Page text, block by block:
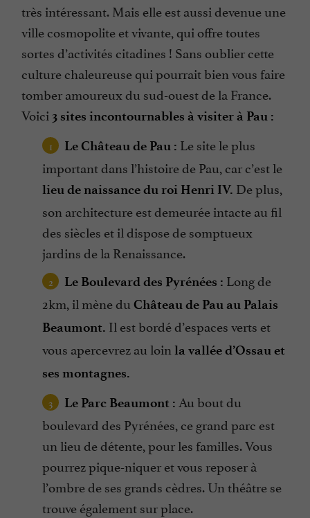
très intéressant. Mais elle est aussi devenue une
ville cosmopolite et vivante, qui offre toutes
sortes d’activités citadines ! Sans oublier cette
culture chaleureuse qui pourrait bien vous faire
tomber amoureux du sud-ouest de la France.
Voici 3 sites incontournables à visiter à Pau :
Le Château de Pau : Le site le plus
important dans l’histoire de Pau, car c’est le
lieu de naissance du roi Henri IV. De plus,
son architecture est demeurée intacte au fil
des siècles et il dispose de somptueux
jardins de la Renaissance.
Le Boulevard des Pyrénées : Long de
2km, il mène du Château de Pau au Palais
Beaumont. Il est bordé d’espaces verts et
vous apercevrez au loin la vallée d’Ossau et
ses montagnes.
Le Parc Beaumont : Au bout du
boulevard des Pyrénées, ce grand parc est
un lieu de détente, pour les familles. Vous
pourrez pique-niquer et vous reposer à
l’ombre de ses grands cèdres. Un théâtre se
trouve également sur place.